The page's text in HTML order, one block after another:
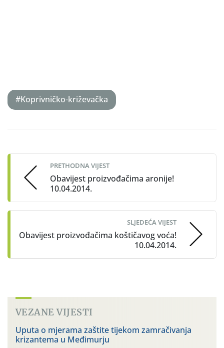
#Koprivničko-križevačka
navigation
PRETHODNA VIJEST
Obavijest proizvođačima aronije!
10.04.2014.
SLJEDEĆA VIJEST
Obavijest proizvođačima koštičavog voća!
10.04.2014.
VEZANE VIJESTI
Uputa o mjerama zaštite tijekom zamračivanja
krizantema u Međimurju